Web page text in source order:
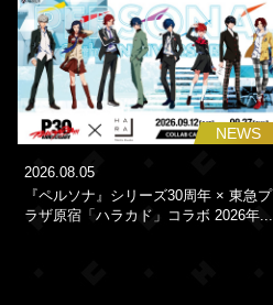
NEWS
2026.08.05
『ペルソナ』シリーズ30周年 × 東急プ
ラザ原宿「ハラカド」コラボ 2026年...